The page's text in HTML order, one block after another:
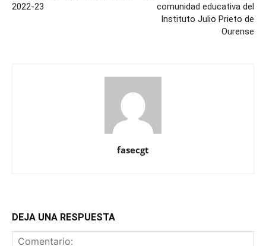
2022-23
comunidad educativa del
Instituto Julio Prieto de
Ourense
fasecgt
DEJA UNA RESPUESTA